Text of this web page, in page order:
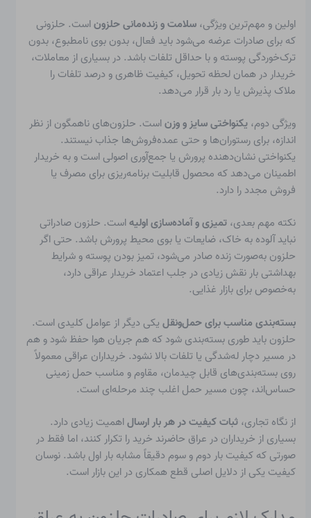
اولین و مهم‌ترین ویژگی،سلامت و زنده‌مانی حلزوناست. حلزونی
که برای صادرات عرضه می‌شود باید فعال، بدون بوی نامطبوع، بدون
ترک‌خوردگی پوسته و با حداقل تلفات باشد. در بسیاری از معاملات،
خریدار در همان لحظه تحویل، کیفیت ظاهری و درصد تلفات را
ملاک پذیرش یا رد بار قرار می‌دهد.
ویژگی دوم،یکنواختی سایز و وزناست. حلزون‌های ناهمگون از نظر
اندازه، برای رستوران‌ها و حتی عمده‌فروش‌ها جذاب نیستند.
یکنواختی نشان‌دهنده پرورش یا جمع‌آوری اصولی است و به خریدار
اطمینان می‌دهد که محصول قابلیت برنامه‌ریزی برای مصرف یا
فروش مجدد را دارد.
نکته مهم بعدی،تمیزی و آماده‌سازی اولیهاست. حلزون صادراتی
نباید آلوده به خاک، ضایعات یا بوی محیط پرورش باشد. حتی اگر
حلزون به‌صورت زنده صادر می‌شود، تمیز بودن پوسته و شرایط
بهداشتی بار نقش زیادی در جلب اعتماد خریدار عراقی دارد،
به‌خصوص برای بازار غذایی.
بسته‌بندی مناسب برای حمل‌ونقل یکی دیگر از عوامل کلیدی است.
حلزون باید طوری بسته‌بندی شود که هم جریان هوا حفظ شود و هم
در مسیر دچار له‌شدگی یا تلفات بالا نشود. خریداران عراقی معمولاً
روی بسته‌بندی‌های قابل چیدمان، مقاوم و مناسب حمل زمینی
حساس‌اند، چون مسیر حمل اغلب چند مرحله‌ای است.
از نگاه تجاری،ثبات کیفیت در هر بار ارسالاهمیت زیادی دارد.
بسیاری از خریداران در عراق حاضرند خرید را تکرار کنند، اما فقط در
صورتی که کیفیت بار دوم و سوم دقیقاً مشابه بار اول باشد. نوسان
کیفیت یکی از دلایل اصلی قطع همکاری در این بازار است.